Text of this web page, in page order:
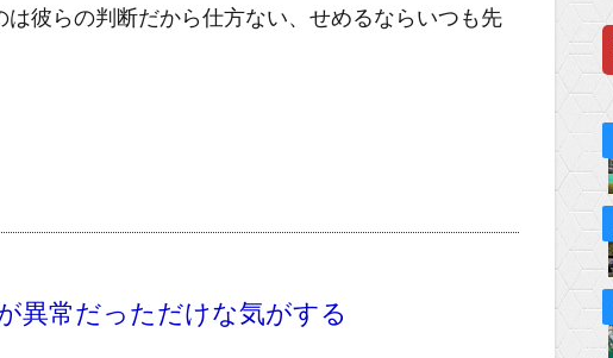
彼らの判断だから仕方ない、せめるならいつも先
異常だっただけな気がする